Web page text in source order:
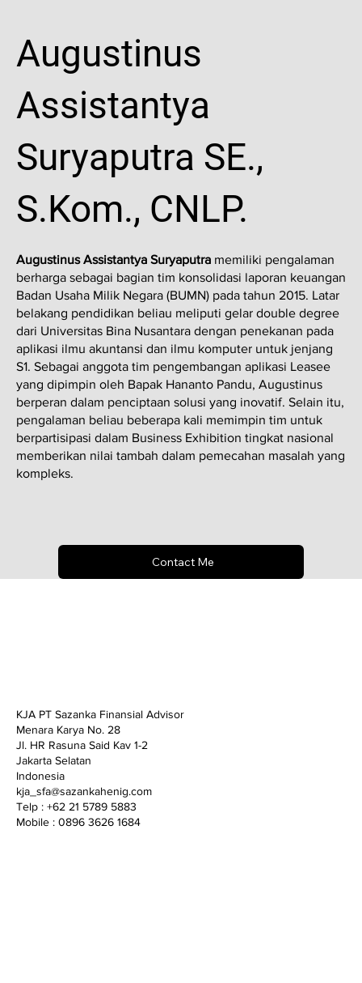
Augustinus
Assistantya
Suryaputra SE.,
S.Kom., CNLP.
Augustinus Assistantya Suryaputra memiliki pengalaman
berharga sebagai bagian tim konsolidasi laporan keuangan
Badan Usaha Milik Negara (BUMN) pada tahun 2015. Latar
belakang pendidikan beliau meliputi gelar double degree
dari Universitas Bina Nusantara dengan penekanan pada
aplikasi ilmu akuntansi dan ilmu komputer untuk jenjang
S1. Sebagai anggota tim pengembangan aplikasi Leasee
yang dipimpin oleh Bapak Hananto Pandu, Augustinus
berperan dalam penciptaan solusi yang inovatif. Selain itu,
pengalaman beliau beberapa kali memimpin tim untuk
berpartisipasi dalam Business Exhibition tingkat nasional
memberikan nilai tambah dalam pemecahan masalah yang
kompleks.
Contact Me
KJA PT Sazanka Finansial Advisor
Menara Karya No. 28
Jl. HR Rasuna Said Kav 1-2
Jakarta Selatan
Indonesia
kja_sfa@sazankahenig.com
Telp : +62 21 5789 5883
Mobile : 0896 3626 1684